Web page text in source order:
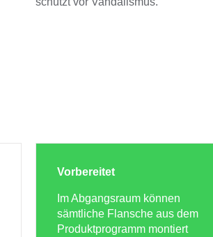
Vorbereitet
Im Abgangsraum können
sämtliche Flansche aus dem
Produktprogramm montiert